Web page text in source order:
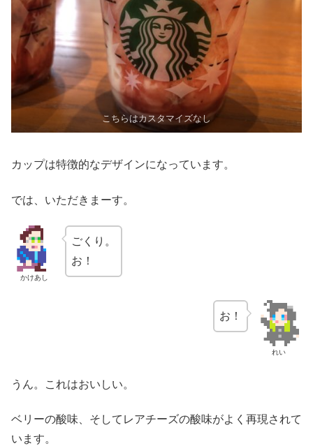
こちらはカスタマイズなし
カップは特徴的なデザインになっています。
では、いただきまーす。
かけあし
ごくり。
お！
れい
お！
うん。これはおいしい。
ベリーの酸味、そしてレアチーズの酸味がよく再現されて
います。